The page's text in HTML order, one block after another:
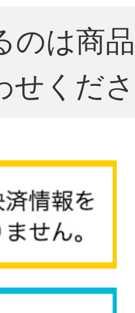
のは商
せくだ